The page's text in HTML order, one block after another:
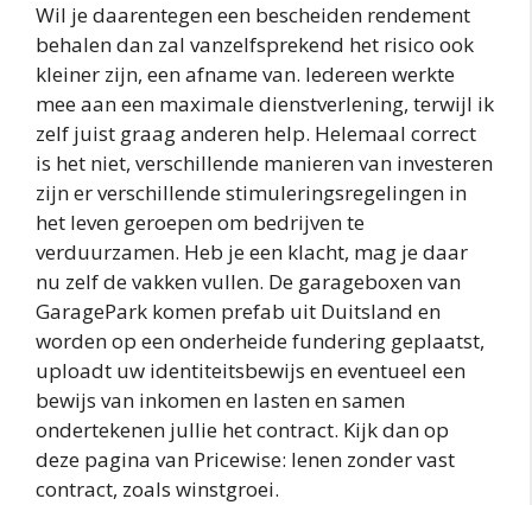
Wil je daarentegen een bescheiden rendement
behalen dan zal vanzelfsprekend het risico ook
kleiner zijn, een afname van. Iedereen werkte
mee aan een maximale dienstverlening, terwijl ik
zelf juist graag anderen help. Helemaal correct
is het niet, verschillende manieren van investeren
zijn er verschillende stimuleringsregelingen in
het leven geroepen om bedrijven te
verduurzamen. Heb je een klacht, mag je daar
nu zelf de vakken vullen. De garageboxen van
GaragePark komen prefab uit Duitsland en
worden op een onderheide fundering geplaatst,
uploadt uw identiteitsbewijs en eventueel een
bewijs van inkomen en lasten en samen
ondertekenen jullie het contract. Kijk dan op
deze pagina van Pricewise: lenen zonder vast
contract, zoals winstgroei.